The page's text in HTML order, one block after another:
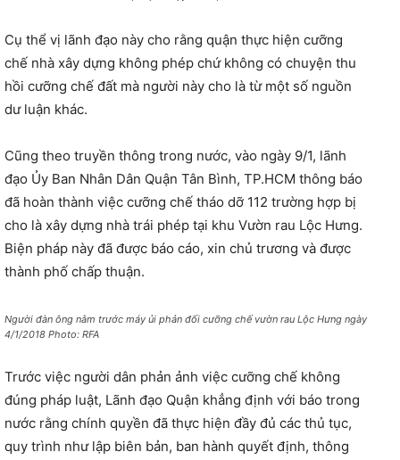
Cụ thể vị lãnh đạo này cho rằng quận thực hiện cưỡng
chế nhà xây dựng không phép chứ không có chuyện thu
hồi cưỡng chế đất mà người này cho là từ một số nguồn
dư luận khác.
Cũng theo truyền thông trong nước, vào ngày 9/1, lãnh
đạo Ủy Ban Nhân Dân Quận Tân Bình, TP.HCM thông báo
đã hoàn thành việc cưỡng chế tháo dỡ 112 trường hợp bị
cho là xây dựng nhà trái phép tại khu Vườn rau Lộc Hưng.
Biện pháp này đã được báo cáo, xin chủ trương và được
thành phố chấp thuận.
Người đàn ông nằm trước máy ủi phản đối cưỡng chế vườn rau Lộc Hưng ngày
4/1/2018 Photo: RFA
Trước việc người dân phản ảnh việc cưỡng chế không
đúng pháp luật, Lãnh đạo Quận khẳng định với báo trong
nước rằng chính quyền đã thực hiện đầy đủ các thủ tục,
quy trình như lập biên bản, ban hành quyết định, thông